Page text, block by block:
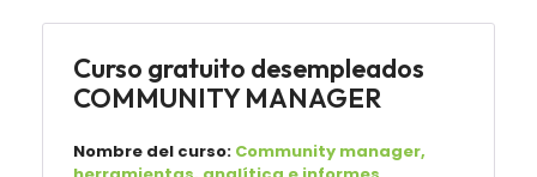
Curso gratuito desempleados
COMMUNITY MANAGER
Nombre del curso: Community manager,